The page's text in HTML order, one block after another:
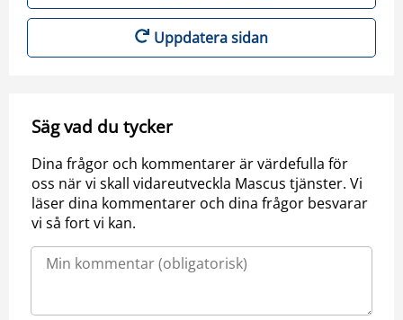
Uppdatera sidan
Säg vad du tycker
Dina frågor och kommentarer är värdefulla för
oss när vi skall vidareutveckla Mascus tjänster. Vi
läser dina kommentarer och dina frågor besvarar
vi så fort vi kan.